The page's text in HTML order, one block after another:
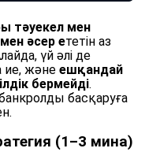
тәуекел мен
әсер ететін аз
үй әлі де
және ешқандай
бермейді.
басқаруға
(1–3 мина)